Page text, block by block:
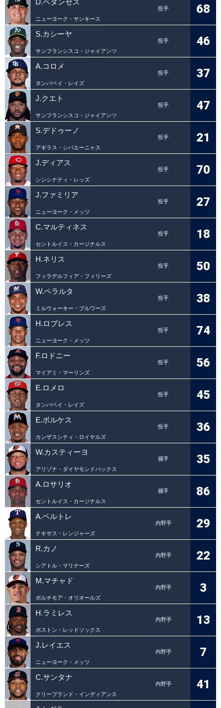
D.ベタンセス
投手
ニューヨーク・ヤンキース
68
S.カシーヤ
投手
サンフランシスコ・ジャイアンツ
46
A.コロメ
投手
タンパベイ・レイズ
37
J.クエト
投手
サンフランシスコ・ジャイアンツ
47
S.デドゥーノ
投手
アギラス・シバエーニャス
21
J.ディアス
投手
シンシナティ・レッズ
70
J.ファミリア
投手
ニューヨーク・メッツ
27
C.マルティネス
投手
セントルイス・カージナルス
18
H.ネリス
投手
フィラデルフィア・フィリーズ
50
W.ペラルタ
投手
ミルウォーキー・ブルワーズ
38
H.ロブレス
投手
ニューヨーク・メッツ
74
F.ロドニー
投手
マイアミ・マーリンズ
56
E.ロメロ
投手
タンパベイ・レイズ
45
E.ボルケス
投手
カンザスシティ・ロイヤルズ
36
W.カスティーヨ
捕手
アリゾナ・ダイヤモンドバックス
35
A.ロサリオ
捕手
セントルイス・カージナルス
86
A.ベルトレ
内野手
テキサス・レンジャーズ
29
R.カノ
内野手
シアトル・マリナーズ
22
M.マチャド
内野手
ボルチモア・オリオールズ
3
H.ラミレス
内野手
ボストン・レッドソックス
13
J.レイエス
内野手
ニューヨーク・メッツ
7
C.サンタナ
内野手
クリーブランド・インディアンス
41